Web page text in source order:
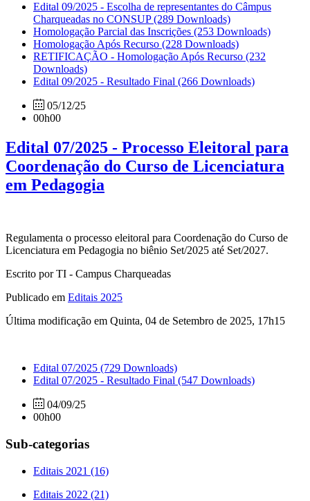
Edital 09/2025 - Escolha de representantes do Câmpus
Charqueadas no CONSUP(289 Downloads)
Homologação Parcial das Inscrições (253 Downloads)
Homologação Após Recurso (228 Downloads)
RETIFICAÇÃO - Homologação Após Recurso (232
Downloads)
Edital 09/2025 - Resultado Final (266 Downloads)
05/12/25
00h00
Edital 07/2025 - Processo Eleitoral para
Coordenação do Curso de Licenciatura
em Pedagogia
Regulamenta o processo eleitoral para Coordenação do Curso de
Licenciatura em Pedagogia no biênio Set/2025 até Set/2027.
Escrito por TI - Campus Charqueadas
Publicado em Editais 2025
Última modificação em Quinta, 04 de Setembro de 2025, 17h15
Edital 07/2025 (729 Downloads)
Edital 07/2025 - Resultado Final (547 Downloads)
04/09/25
00h00
Sub-categorias
Editais 2021 (16)
Editais 2022 (21)